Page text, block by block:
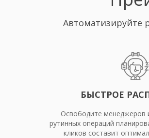
Автоматизируйте
БЫСТРОЕ
Освободите менеджеров
рутинных операций
кликов составит